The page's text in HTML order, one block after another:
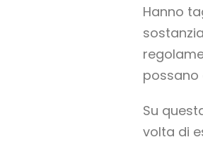
Hanno
possano
Su
volta di